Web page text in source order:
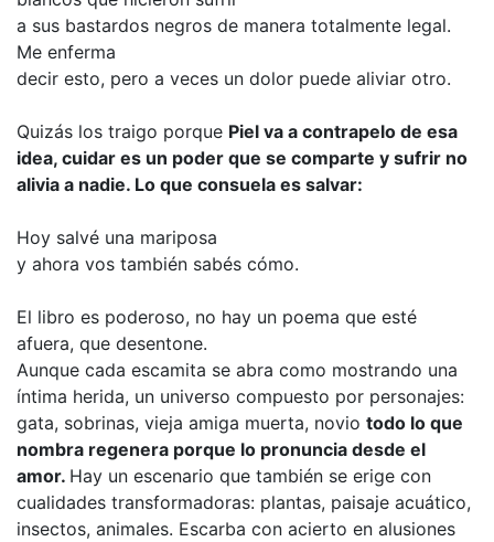
a sus bastardos negros de manera totalmente legal.
Me enferma
decir esto, pero a veces un dolor puede aliviar otro.
Quizás los traigo porque Piel va a contrapelo de esa
idea, cuidar es un poder que se comparte y sufrir no
alivia a nadie. Lo que consuela es salvar:
Hoy salvé una mariposa
y ahora vos también sabés cómo.
El libro es poderoso, no hay un poema que esté
afuera, que desentone.
Aunque cada escamita se abra como mostrando una
íntima herida, un universo compuesto por personajes:
gata, sobrinas, vieja amiga muerta, novio todo lo que
nombra regenera porque lo pronuncia desde el
amor. Hay un escenario que también se erige con
cualidades transformadoras: plantas, paisaje acuático,
insectos, animales. Escarba con acierto en alusiones